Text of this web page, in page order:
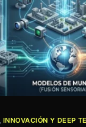
INNOVACIÓN Y DEEP